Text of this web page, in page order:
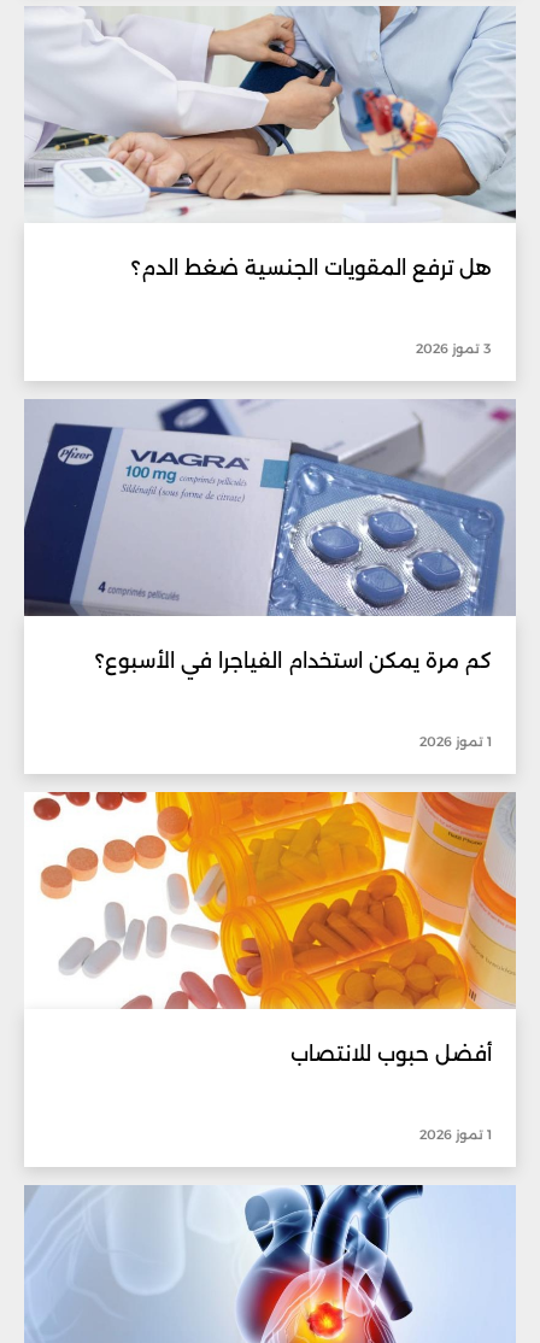
هل ترفع المقويات الجنسية ضغط الدم؟
3 تموز 2026
كم مرة يمكن استخدام الفياجرا في الأسبوع؟
1 تموز 2026
أفضل حبوب للانتصاب
1 تموز 2026